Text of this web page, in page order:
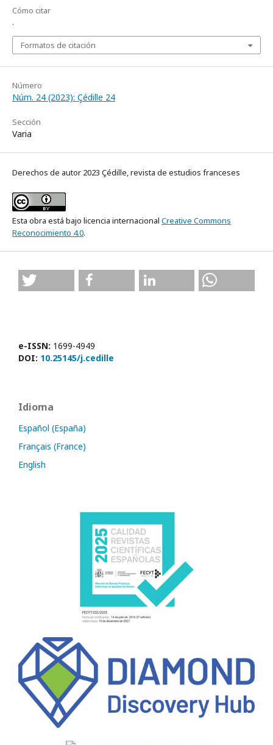
Cómo citar
.
Formatos de citación
Número
Núm. 24 (2023): Çédille 24
Sección
Varia
Derechos de autor 2023 Çédille, revista de estudios franceses
Esta obra está bajo licencia internacional Creative Commons
Reconocimiento 4.0.
e-ISSN: 1699-4949
DOI: 10.25145/j.cedille
Idioma
Español (España)
Français (France)
English